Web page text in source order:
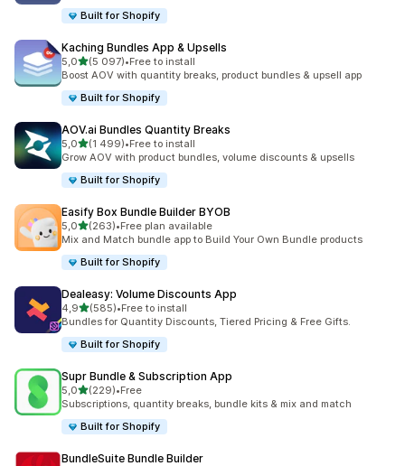
Built for Shopify
Kaching Bundles App & Upsells
5,0z 5 hvězd
(5 097)
Celkový počet recenzí: 5097
•Free to install
Boost AOV with quantity breaks, product bundles & upsell app
Built for Shopify
AOV.ai Bundles Quantity Breaks
5,0z 5 hvězd
(1 499)
Celkový počet recenzí: 1499
•Free to install
Grow AOV with product bundles, volume discounts & upsells
Built for Shopify
Easify Box Bundle Builder BYOB
5,0z 5 hvězd
(263)
Celkový počet recenzí: 263
•Free plan available
Mix and Match bundle app to Build Your Own Bundle products
Built for Shopify
Dealeasy: Volume Discounts App
4,9z 5 hvězd
(585)
Celkový počet recenzí: 585
•Free to install
Bundles for Quantity Discounts, Tiered Pricing & Free Gifts.
Built for Shopify
Supr Bundle & Subscription App
5,0z 5 hvězd
(229)
Celkový počet recenzí: 229
•Free
Subscriptions, quantity breaks, bundle kits & mix and match
Built for Shopify
BundleSuite Bundle Builder